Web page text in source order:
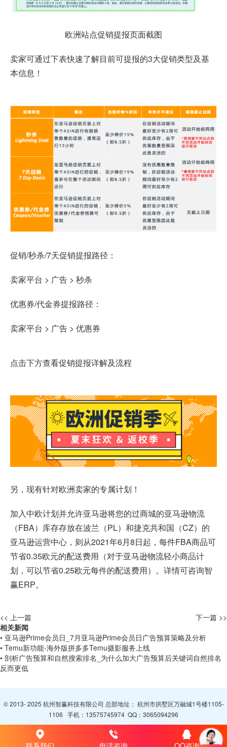
欧洲站点促销提报页面截图
卖家可通过下表快速了解目前可提报的3大促销类型及基
本信息！
促销/秒杀/7天促销提报路径：
卖家平台 > 广告 > 秒杀
优惠券/代金券提报路径：
卖家平台 > 广告 > 优惠券
点击下方查看促销提报详解及流程
另，现有针对欧洲卖家的专属计划！
加入中欧计划并允许亚马逊将您的过商城的亚马逊物流
（FBA）库存存放在波兰（PL）和捷克共和国（CZ）的
亚马逊运营中心，则从2021年6月8日起，每件FBA商品可
节省0.35欧元的配送费用（对于亚马逊物流轻小商品计
划，可以节省0.25欧元每件的配送费用）。详情可咨询智
赢ERP。
<< 上一篇
下一篇 >>
相关新闻
• 亚马逊Prime会员日_7月亚马逊Prime会员日广告预算策略及分析
• Temu新功能-海外版拼多多Temu摄影服务上线
• 剖析广告预算和自然搜索排名_为什么加大广告预算后关键词自然排名
反而更低
© 2013- 2025 杭州智赢科技有限公司 总部地址： 杭州市拱墅区万融城1号楼1105-
1106 手机： 13575745974 QQ： 3065094296